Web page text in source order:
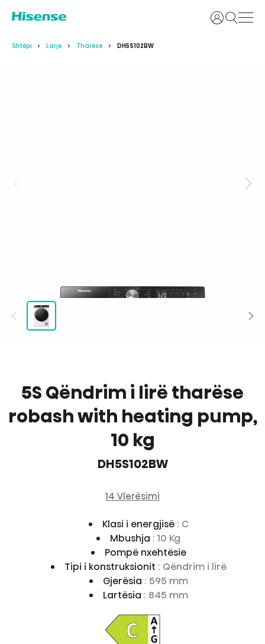
Identifikohu
Shtëpi Larje Tharëse DH5S102BW
5S Qëndrim i lirë tharëse
robash with heating pump,
10 kg
DH5S102BW
14 Vlerësimi
Klasi i energjisë : C
Mbushja : 10 Kg
Pompë nxehtësie
Tipi i konstruksionit : Qëndrim i lirë
Gjerësia : 595 mm
Lartësia : 845 mm